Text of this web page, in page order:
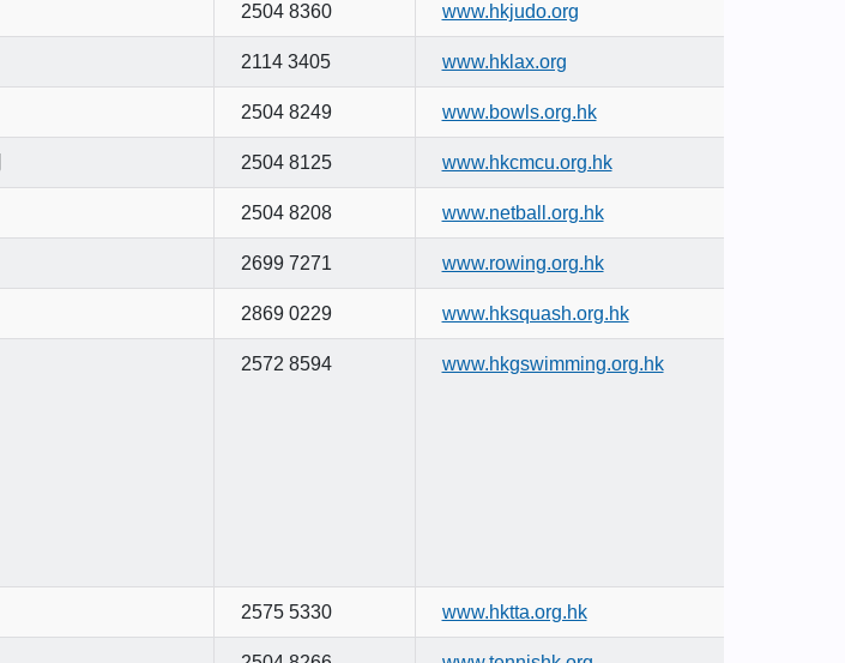
2504 8360 www.hkjudo.org
2114 3405 www.hklax.org
2504 8249 www.bowls.org.hk
2504 8125 www.hkcmcu.org.hk
2504 8208 www.netball.org.hk
2699 7271 www.rowing.org.hk
2869 0229 www.hksquash.org.hk
2572 8594 www.hkgswimming.org.hk
2575 5330 www.hktta.org.hk